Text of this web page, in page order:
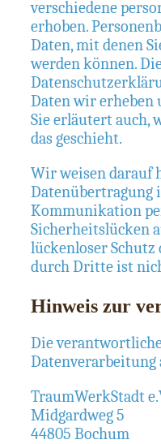
verschiedene
erhoben.
Daten, mit denen
werden können.
Daten wir erheben
Sie erläutert auch,
das geschieht.
Wir weisen darauf
Datenübertragung
Kommunikation
Sicherheitslücken
lückenloser
durch Dritte ist
Hinweis zur
Die
Datenverarbeitung
TraumWerkStadt
Midgardweg 5
44805 Bochum